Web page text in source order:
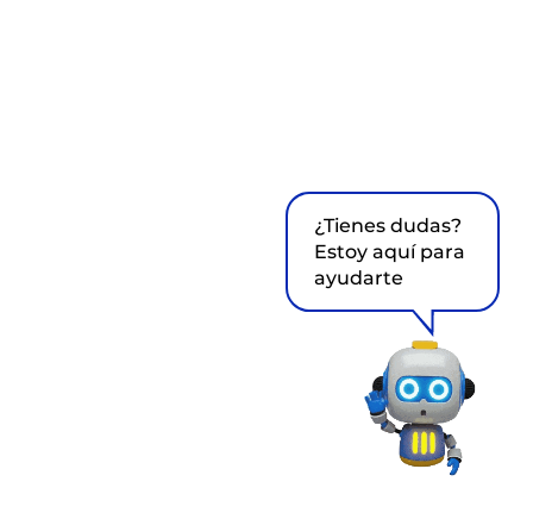
¿Tienes dudas?
Estoy aquí para
ayudarte